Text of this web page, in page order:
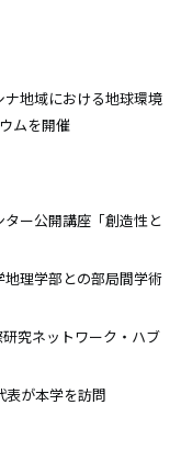
地域における地球環境
ムを開催
ー公開講座「創造性と
理学部との部局間学術
研究ネットワーク・ハブ
表が本学を訪問